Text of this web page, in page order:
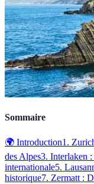
Sommaire
🌍 Introduction1.
des Alpes3. Interlaken :
internationale5.
historique7. Zermatt :